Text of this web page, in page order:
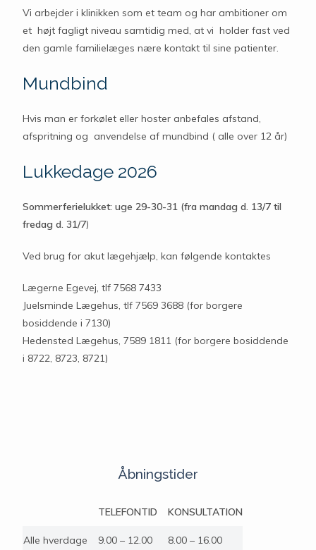
Vi arbejder i klinikken som et team og har ambitioner om
et højt fagligt niveau samtidig med, at vi holder fast ved
den gamle familielæges nære kontakt til sine patienter.
Mundbind
Hvis man er forkølet eller hoster anbefales afstand,
afspritning og anvendelse af mundbind ( alle over 12 år)
Lukkedage 2026
Sommerferielukket: uge 29-30-31 (fra mandag d. 13/7 til
fredag d. 31/7)
Ved brug for akut lægehjælp, kan følgende kontaktes
Lægerne Egevej, tlf 7568 7433
Juelsminde Lægehus, tlf 7569 3688 (for borgere
bosiddende i 7130)
Hedensted Lægehus, 7589 1811 (for borgere bosiddende
i 8722, 8723, 8721)
Åbningstider
TELEFONTID KONSULTATION
Alle hverdage 9.00 – 12.00 8.00 – 16.00